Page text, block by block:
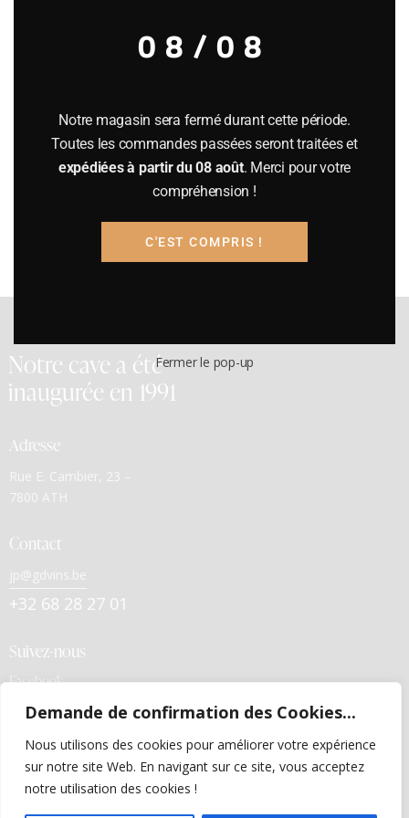
Demande de confirmation des Cookies...
Nous utilisons des cookies pour améliorer votre expérience
sur notre site Web. En navigant sur ce site, vous acceptez
notre utilisation des cookies !
Filter
Prix :890€—900€
Notre cave a été
inaugurée en 1991
Adresse
Rue E. Cambier, 23 –
7800 ATH
Contact
jp@gdvins.be
+32 68 28 27 01
Suivez-nous
Facebook
Politiques de confidentialité
Conditions générales de vente
08/08
Notre magasin sera fermé durant cette période.
Toutes les commandes passées seront traitées et
expédiées à partir du 08 août. Merci pour votre
compréhension !
C'EST COMPRIS !
Fermer le pop-up